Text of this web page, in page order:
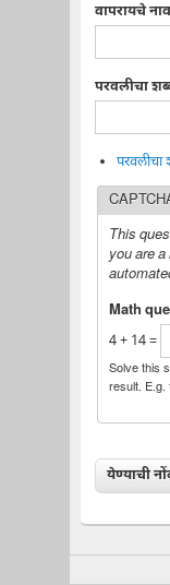
वापरायचे नाव
परवलीचा
परवलीचा
This
you are
Math
4 + 14 =
Solve this
result. E.g.